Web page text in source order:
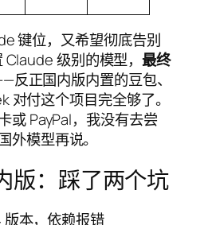
键位，又希望彻底告别
级别的模型，最终
反正国内版内置的豆包、
对付这个项目完全够了。
或 PayPal，我没有去尝
外模型再说。
版：踩了两个坑
本，依赖报错